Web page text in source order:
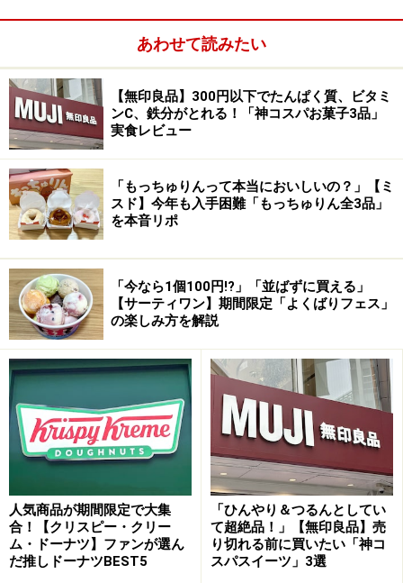
自宅でオリジナルマリトッツォを手作り！ マリトッ
「マリトッツォ」は、なぜ話題になった？
きっかけは「カルディ」？
マリトッツォブームの火付け役！ 「カルディ」のマリトッ
ツォ
マリトッツォブームの火付け役は「カルディ」のマリト
ッツォ。2020年秋頃にカルディの店舗に登場し、半年以
上経った今でも入手困難という人気スイーツです。SNS
上では、「冷凍なのにクリームが滑らか」「冷蔵庫にポ
イしておけばいつのまにか食べられるようになってる」
などのコメントも多く、好きなときにいつでも食べられ
る、ストック可能な冷凍スイーツという点もカルディの
マリトッツォがブームとなった秘密かもしれません。
甘すぎない上品なクリームは、オレンジ風味で爽やか。
オレンジピールを加えるなど、本場のマリトッツォを日
あわせて読みたい
【無印良品】300円以下でたんぱく質、ビタミ
ンC、鉄分がとれる！「神コスパお菓子3品」
実食レビュー
「もっちゅりんって本当においしいの？」【ミ
スド】今年も入手困難「もっちゅりん全3品」
を本音リポ
「今なら1個100円!?」「並ばずに買える」
【サーティワン】期間限定「よくばりフェス」
の楽しみ方を解説
人気商品が期間限定で大集
合！【クリスピー・クリー
ム・ドーナツ】ファンが選ん
だ推しドーナツBEST5
「ひんやり＆つるんとしてい
て超絶品！」【無印良品】売
り切れる前に買いたい「神コ
スパスイーツ」3選